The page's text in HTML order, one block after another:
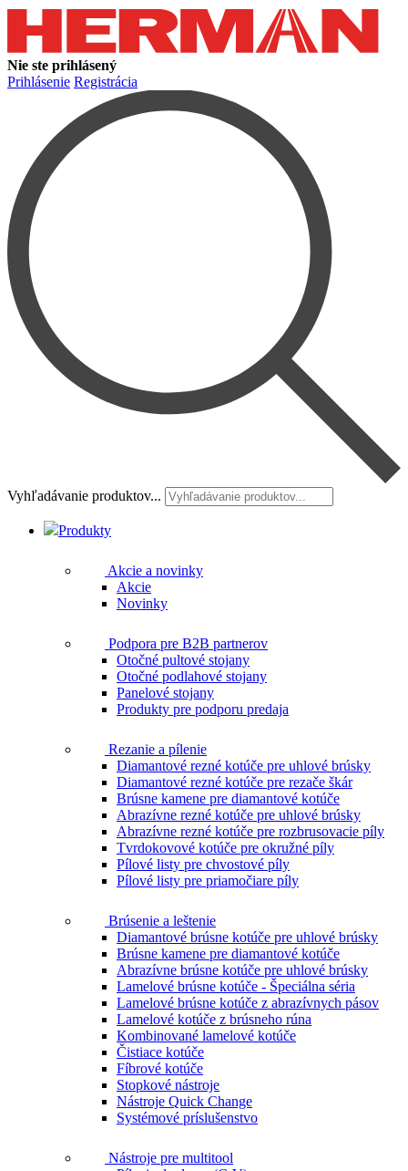
Nie ste prihlásený
Prihlásenie Registrácia
Vyhľadávanie produktov...
Produkty
Akcie a novinky
Akcie
Novinky
Podpora pre B2B partnerov
Otočné pultové stojany
Otočné podlahové stojany
Panelové stojany
Produkty pre podporu predaja
Rezanie a pílenie
Diamantové rezné kotúče pre uhlové brúsky
Diamantové rezné kotúče pre rezače škár
Brúsne kamene pre diamantové kotúče
Abrazívne rezné kotúče pre uhlové brúsky
Abrazívne rezné kotúče pre rozbrusovacie píly
Tvrdokovové kotúče pre okružné píly
Pílové listy pre chvostové píly
Pílové listy pre priamočiare píly
Brúsenie a leštenie
Diamantové brúsne kotúče pre uhlové brúsky
Brúsne kamene pre diamantové kotúče
Abrazívne brúsne kotúče pre uhlové brúsky
Lamelové brúsne kotúče - Špeciálna séria
Lamelové brúsne kotúče z abrazívnych pásov
Lamelové kotúče z brúsneho rúna
Kombinované lamelové kotúče
Čistiace kotúče
Fíbrové kotúče
Stopkové nástroje
Nástroje Quick Change
Systémové príslušenstvo
Nástroje pre multitool